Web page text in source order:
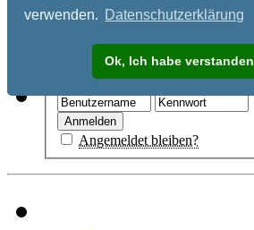
verwenden. Datenschutzerklärung
Ok, Ich habe verstanden
Registrieren
Angemeldet bleiben?